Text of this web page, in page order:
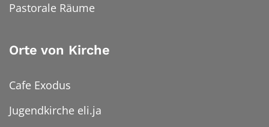
Pastorale Räume
Orte von Kirche
Cafe Exodus
Jugendkirche eli.ja